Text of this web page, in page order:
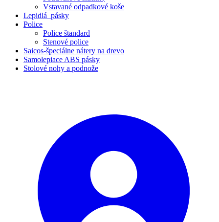
Vstavané odpadkové koše
Lepidlá_pásky
Police
Police štandard
Stenové police
Saicos-špeciálne nátery na drevo
Samolepiace ABS pásky
Stolové nohy a podnože